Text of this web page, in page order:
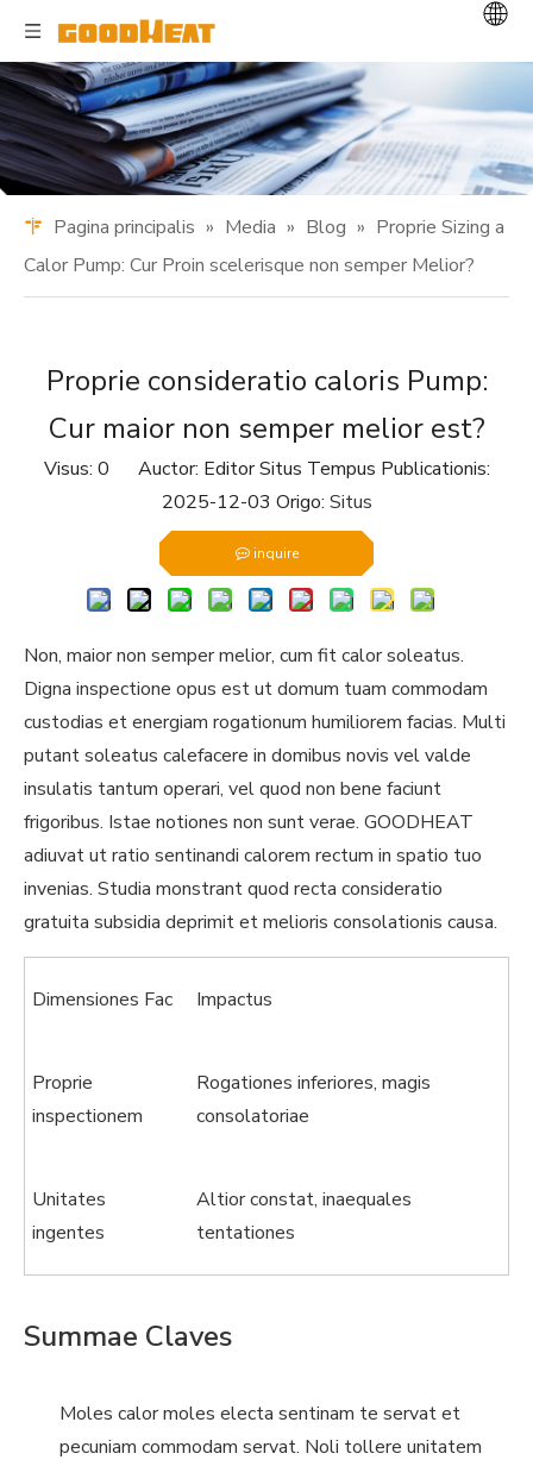
Pagina principalis » Media » Blog » Proprie Sizing a
Calor Pump: Cur Proin scelerisque non semper Melior?
Proprie consideratio caloris Pump:
Cur maior non semper melior est?
Visus: 0 Auctor: Editor Situs Tempus Publicationis:
2025-12-03 Origo: Situs
inquire
Non, maior non semper melior, cum fit calor soleatus.
Digna inspectione opus est ut domum tuam commodam
custodias et energiam rogationum humiliorem facias. Multi
putant soleatus calefacere in domibus novis vel valde
insulatis tantum operari, vel quod non bene faciunt
frigoribus. Istae notiones non sunt verae. GOODHEAT
adiuvat ut ratio sentinandi calorem rectum in spatio tuo
invenias. Studia monstrant quod recta consideratio
gratuita subsidia deprimit et melioris consolationis causa.
Dimensiones Fac Impactus
Proprie
inspectionem
Rogationes inferiores, magis
consolatoriae
Unitates
ingentes
Altior constat, inaequales
tentationes
Summae Claves
Moles calor moles electa sentinam te servat et
pecuniam commodam servat. Noli tollere unitatem